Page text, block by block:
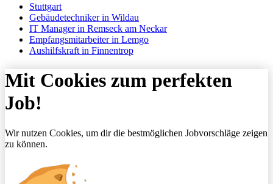
Stuttgart
Gebäudetechniker in Wildau
IT Manager in Remseck am Neckar
Empfangsmitarbeiter in Lemgo
Aushilfskraft in Finnentrop
Mit Cookies zum perfekten
Job!
Wir nutzen Cookies, um dir die bestmöglichen Jobvorschläge zeigen
zu können.